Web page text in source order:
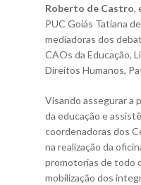
Roberto de Castro,
PUC Goiás Tatiana
mediadoras dos
CAOs da Educação,
Direitos Humanos,
Visando assegurar a
da educação e
coordenadoras dos
na realização da
promotorias de todo
mobilização dos